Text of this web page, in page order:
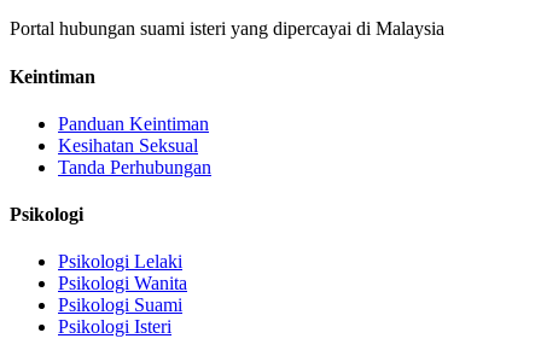
Portal hubungan suami isteri yang dipercayai di Malaysia
Keintiman
Panduan Keintiman
Kesihatan Seksual
Tanda Perhubungan
Psikologi
Psikologi Lelaki
Psikologi Wanita
Psikologi Suami
Psikologi Isteri